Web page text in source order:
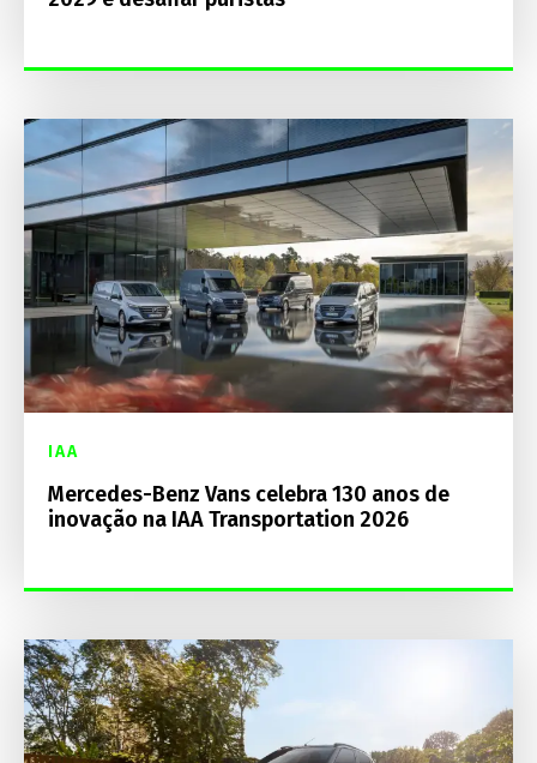
IAA
Mercedes-Benz Vans celebra 130 anos de
inovação na IAA Transportation 2026